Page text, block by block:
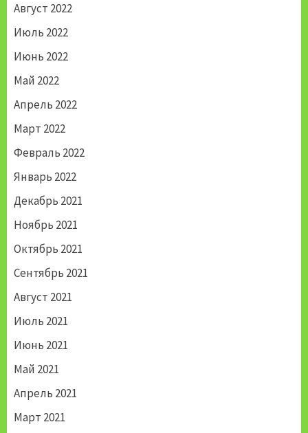
Август 2022
Июль 2022
Июнь 2022
Май 2022
Апрель 2022
Март 2022
Февраль 2022
Январь 2022
Декабрь 2021
Ноябрь 2021
Октябрь 2021
Сентябрь 2021
Август 2021
Июль 2021
Июнь 2021
Май 2021
Апрель 2021
Март 2021